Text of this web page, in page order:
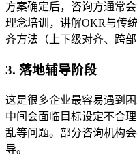
方案确定后，咨询方通常
理念培训，讲解OKR与传
齐方法（上下级对齐、跨部
3. 落地辅导阶段
这是很多企业最容易遇到
中间会面临目标设定不合
乱等问题。部分咨询机构
导。